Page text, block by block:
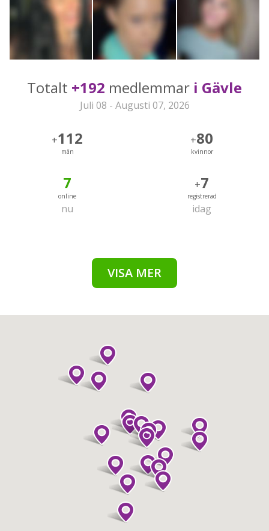
Totalt +192 medlemmar i Gävle
Juli 08 - Augusti 07, 2026
+112
män
+80
kvinnor
7
online
nu
+7
registrerad
idag
VISA MER